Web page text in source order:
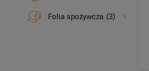
Folia spożywcza (3)